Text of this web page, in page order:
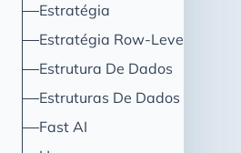
Estratégia
Estratégia Row-Level Security
Estrutura De Dados
Estruturas De Dados
Fast AI